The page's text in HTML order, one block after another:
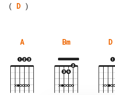
( D
A Bm D